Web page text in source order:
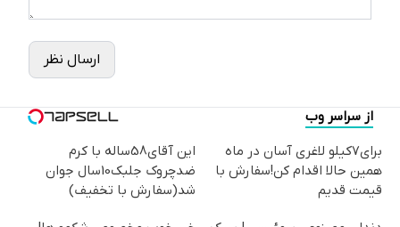
ارسال نظر
از سراسر وب
برای7کیلو لاغری آسان در ماه
همین حالا اقدام کن!سفارش با
قیمت قدیم
این آقای58ساله با کرم
ضدچروک جلبک10سال جوان
شد(سفارش با تخفیف)